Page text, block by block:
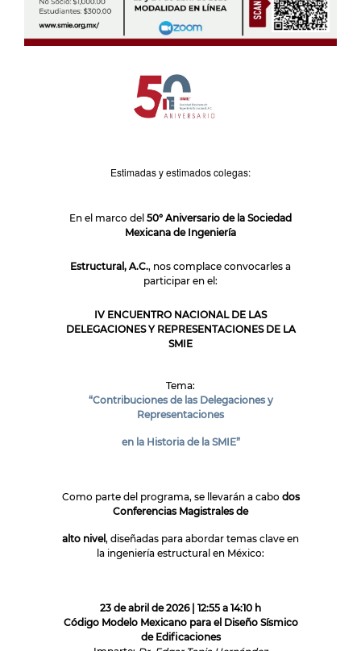
Estimadas y estimados colegas:
En el marco del 50° Aniversario de la Sociedad
Mexicana de Ingeniería
Estructural, A.C., nos complace convocarles a
participar en el:
IV ENCUENTRO NACIONAL DE LAS
DELEGACIONES Y REPRESENTACIONES DE LA
SMIE
Tema:
“Contribuciones de las Delegaciones y
Representaciones
en la Historia de la SMIE”
Como parte del programa, se llevarán a cabo dos
Conferencias Magistrales de
alto nivel, diseñadas para abordar temas clave en
la ingeniería estructural en México:
23 de abril de 2026 | 12:55 a 14:10 h
Código Modelo Mexicano para el Diseño Sísmico
de Edificaciones